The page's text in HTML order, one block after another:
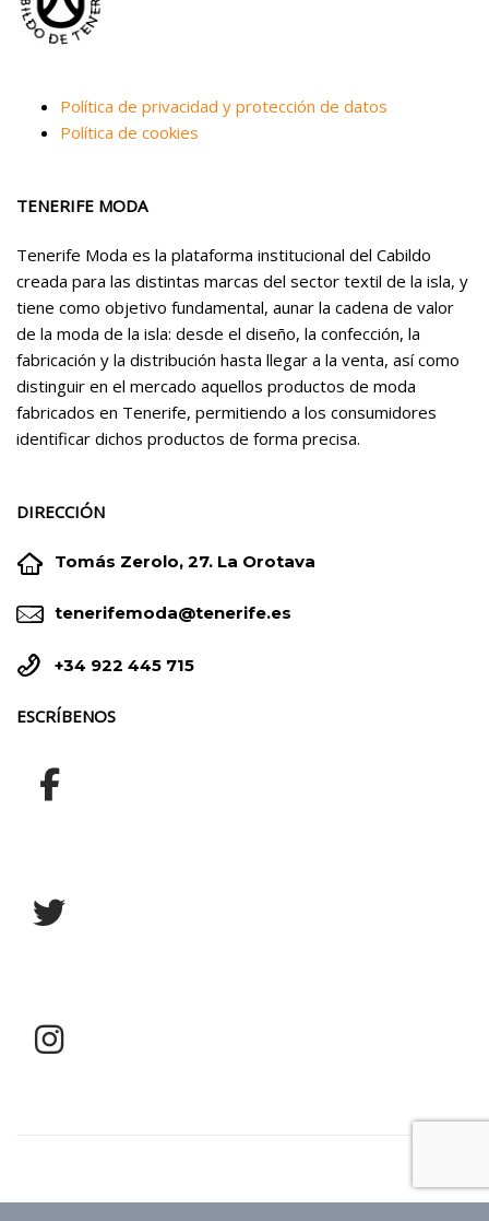
Política de privacidad y protección de datos
Política de cookies
TENERIFE MODA
Tenerife Moda es la plataforma institucional del Cabildo
creada para las distintas marcas del sector textil de la isla, y
tiene como objetivo fundamental, aunar la cadena de valor
de la moda de la isla: desde el diseño, la confección, la
fabricación y la distribución hasta llegar a la venta, así como
distinguir en el mercado aquellos productos de moda
fabricados en Tenerife, permitiendo a los consumidores
identificar dichos productos de forma precisa.
DIRECCIÓN

 Tomás Zerolo, 27. La Orotava

 tenerifemoda@tenerife.es

 +34 922 445 715
ESCRÍBENOS